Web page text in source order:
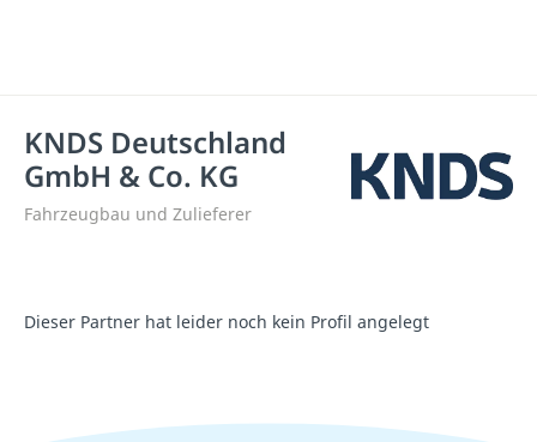
KNDS Deutschland
GmbH & Co. KG
Fahrzeugbau und Zulieferer
Dieser Partner hat leider noch kein Profil angelegt